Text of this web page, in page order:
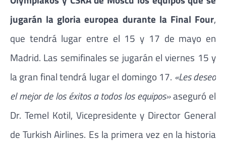
jugarán la gloria europea durante la Final Four,
que tendrá lugar entre el 15 y 17 de mayo en
Madrid. Las semifinales se jugarán el viernes 15 y
la gran final tendrá lugar el domingo 17. «Les deseo
el mejor de los éxitos a todos los equipos»aseguró el
Dr. Temel Kotil, Vicepresidente y Director General
de Turkish Airlines. Es la primera vez en la historia